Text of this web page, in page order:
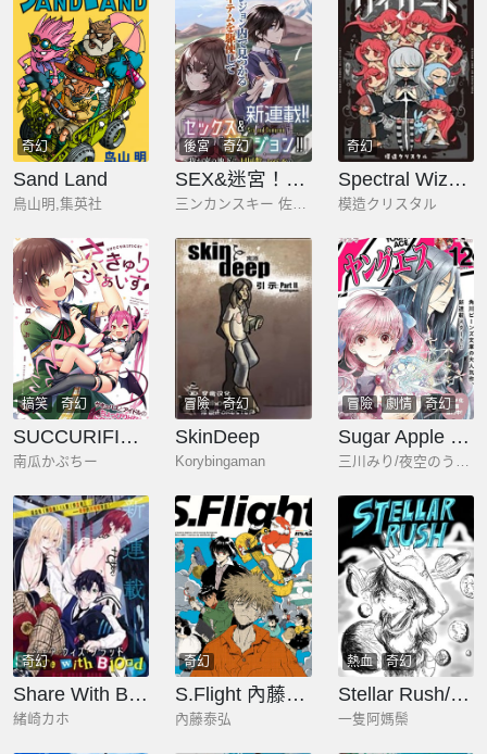
奇幻
Sand Land
鳥山明,集英社
後宮 奇幻
SEX&迷宮！！-在我家地下出現了H次數=等級的迷宮！？-
奇幻
Spectral Wizard
模造クリスタル
搞笑 奇幻
SUCCURIFICE！
南瓜かぷちー
冒險 奇幻
SkinDeep
Korybingaman
冒險 劇情 奇幻
Sugar Apple Fairy Tale
奇幻
Share With Blood
緒崎カホ
奇幻
S.Flight 內藤泰弘作品集
內藤泰弘
熱血 奇幻
Stellar Rush/宇宙奇俠AlienS
一隻阿媽鬃